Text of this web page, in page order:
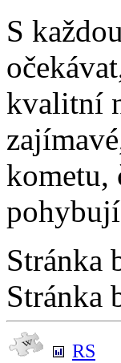
S
kvalitní
kometu,
Stránka
Stránka
RS